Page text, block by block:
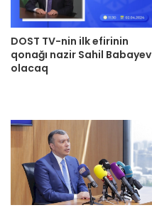
DOST TV-nin ilk efirinin
qonağı nazir Sahil Babayev
olacaq